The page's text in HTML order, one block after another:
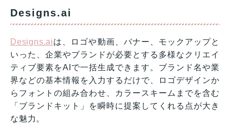
Designs.ai
Designs.aiは、ロゴや動画、バナー、モックアップと
いった、企業やブランドが必要とする多様なクリエイ
ティブ要素をAIで一括生成できます。ブランド名や業
界などの基本情報を入力するだけで、ロゴデザインか
らフォントの組み合わせ、カラースキームまでを含む
「ブランドキット」を瞬時に提案してくれる点が大き
な魅力。